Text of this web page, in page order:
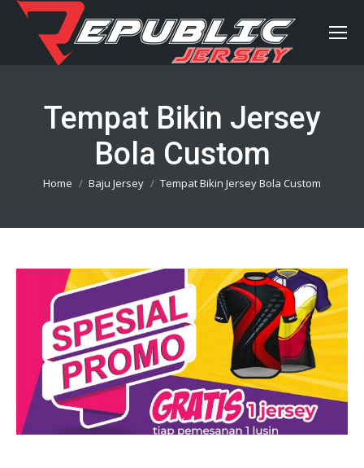
Tempat Bikin Jersey
Bola Custom
You are here:
Home Baju Jersey Tempat Bikin Jersey Bola Custom